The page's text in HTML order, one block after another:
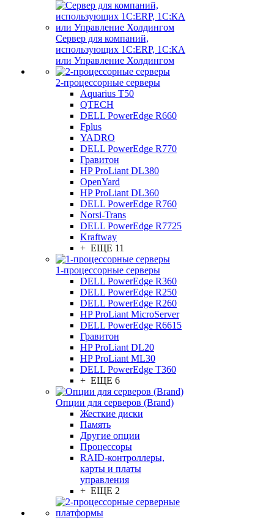
Сервер для компаний,
использующих 1C:ERP, 1С:КА
или Управление Холдингом
2-процессорные серверы
Aquarius T50
QTECH
DELL PowerEdge R660
Fplus
YADRO
DELL PowerEdge R770
Гравитон
HP ProLiant DL380
OpenYard
HP ProLiant DL360
DELL PowerEdge R760
Norsi-Trans
DELL PowerEdge R7725
Kraftway
+ ЕЩЕ 11
1-процессорные серверы
DELL PowerEdge R360
DELL PowerEdge R250
DELL PowerEdge R260
HP ProLiant MicroServer
DELL PowerEdge R6615
Гравитон
HP ProLiant DL20
HP ProLiant ML30
DELL PowerEdge T360
+ ЕЩЕ 6
Опции для серверов (Brand)
Жесткие диски
Память
Другие опции
Процессоры
RAID-контроллеры,
карты и платы
управления
+ ЕЩЕ 2